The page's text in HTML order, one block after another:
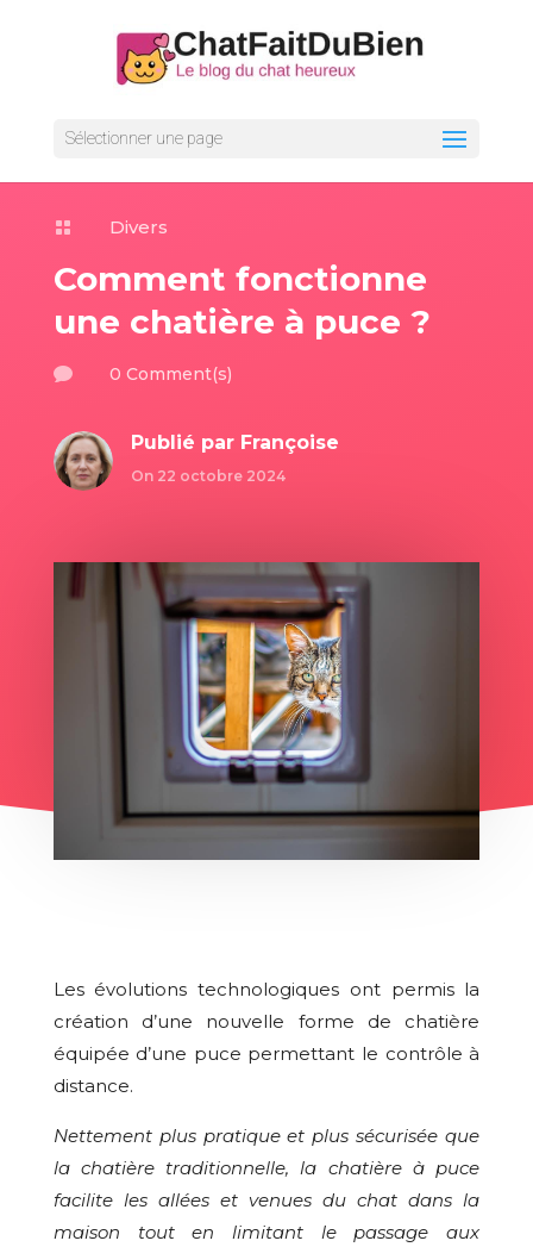
Sélectionner une page
 Divers
Comment fonctionne
une chatière à puce ?
 0 Comment(s)
Publié par Françoise
On 22 octobre 2024
Les évolutions technologiques ont permis la
création d’une nouvelle forme de chatière
équipée d’une puce permettant le contrôle à
distance.
Nettement plus pratique et plus sécurisée que
la chatière traditionnelle, la chatière à puce
facilite les allées et venues du chat dans la
maison tout en limitant le passage aux